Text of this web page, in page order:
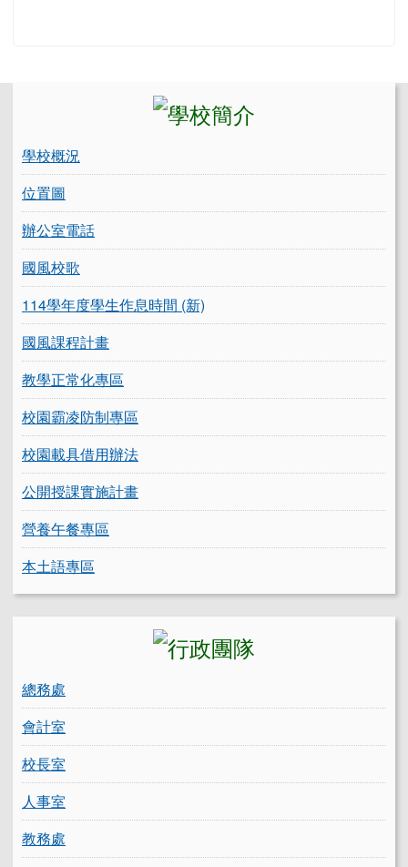
學校概況
位置圖
辦公室電話
國風校歌
114學年度學生作息時間 (新)
國風課程計畫
教學正常化專區
校園霸凌防制專區
校園載具借用辦法
公開授課實施計畫
營養午餐專區
本土語專區
總務處
會計室
校長室
人事室
教務處